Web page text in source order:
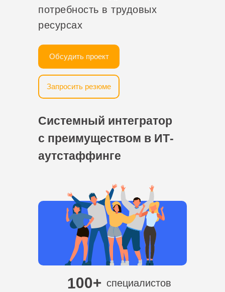
потребность в трудовых
ресурсах
Запросить резюме
Обсудить проект
Системный интегратор
с преимуществом в ИТ-
аутстаффинге
100+ специалистов